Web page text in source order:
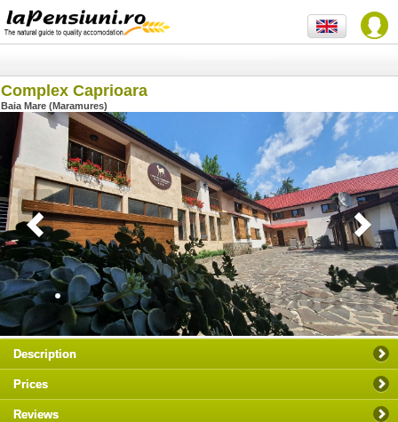
Complex Caprioara
Baia Mare (Maramures)
Description
Prices
Reviews